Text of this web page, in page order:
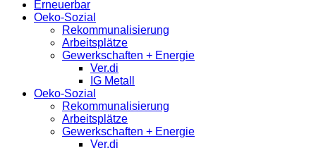
Erneuerbar
Oeko-Sozial
Rekommunalisierung
Arbeitsplätze
Gewerkschaften + Energie
Ver.di
IG Metall
Oeko-Sozial
Rekommunalisierung
Arbeitsplätze
Gewerkschaften + Energie
Ver.di